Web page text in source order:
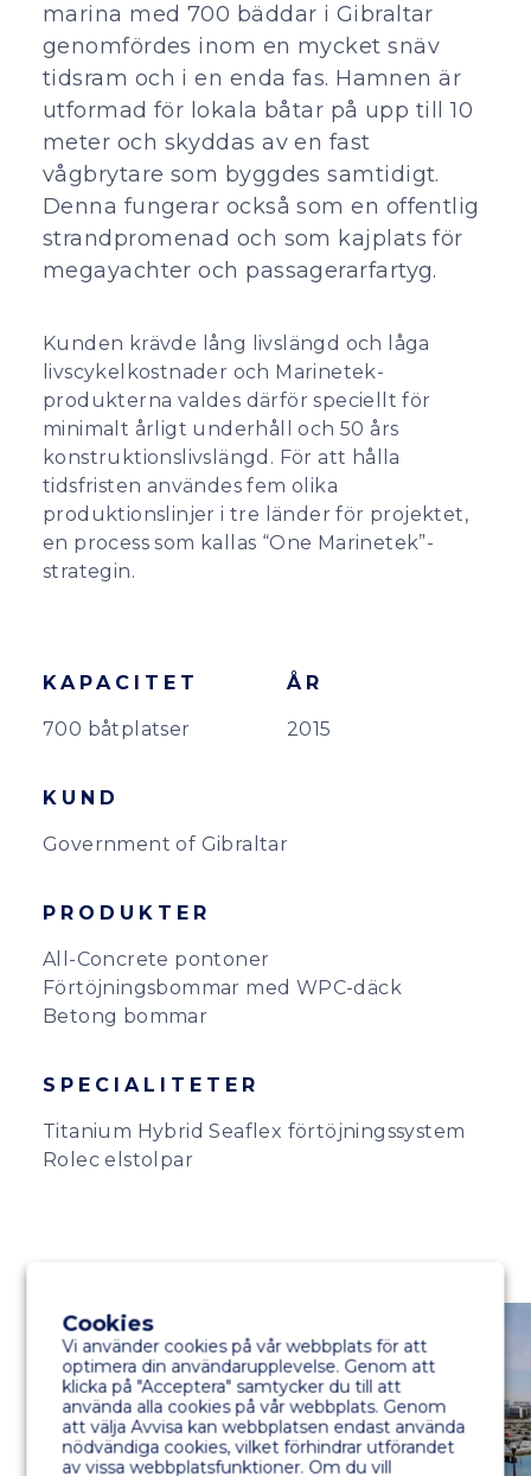
marina med 700 bäddar i Gibraltar
genomfördes inom en mycket snäv
tidsram och i en enda fas. Hamnen är
utformad för lokala båtar på upp till 10
meter och skyddas av en fast
vågbrytare som byggdes samtidigt.
Denna fungerar också som en offentlig
strandpromenad och som kajplats för
megayachter och passagerarfartyg.
Kunden krävde lång livslängd och låga
livscykelkostnader och Marinetek-
produkterna valdes därför speciellt för
minimalt årligt underhåll och 50 års
konstruktionslivslängd. För att hålla
tidsfristen användes fem olika
produktionslinjer i tre länder för projektet,
en process som kallas “One Marinetek”-
strategin.
KAPACITET
700 båtplatser
ÅR
2015
KUND
Government of Gibraltar
PRODUKTER
All-Concrete pontoner
Förtöjningsbommar med WPC-däck
Betong bommar
SPECIALITETER
Titanium Hybrid Seaflex förtöjningssystem
Rolec elstolpar
Cookies
Vi använder cookies på vår webbplats för att
optimera din användarupplevelse. Genom att
klicka på "Acceptera" samtycker du till att
använda alla cookies på vår webbplats. Genom
att välja Avvisa kan webbplatsen endast använda
nödvändiga cookies, vilket förhindrar utförandet
av vissa webbplatsfunktioner. Om du vill